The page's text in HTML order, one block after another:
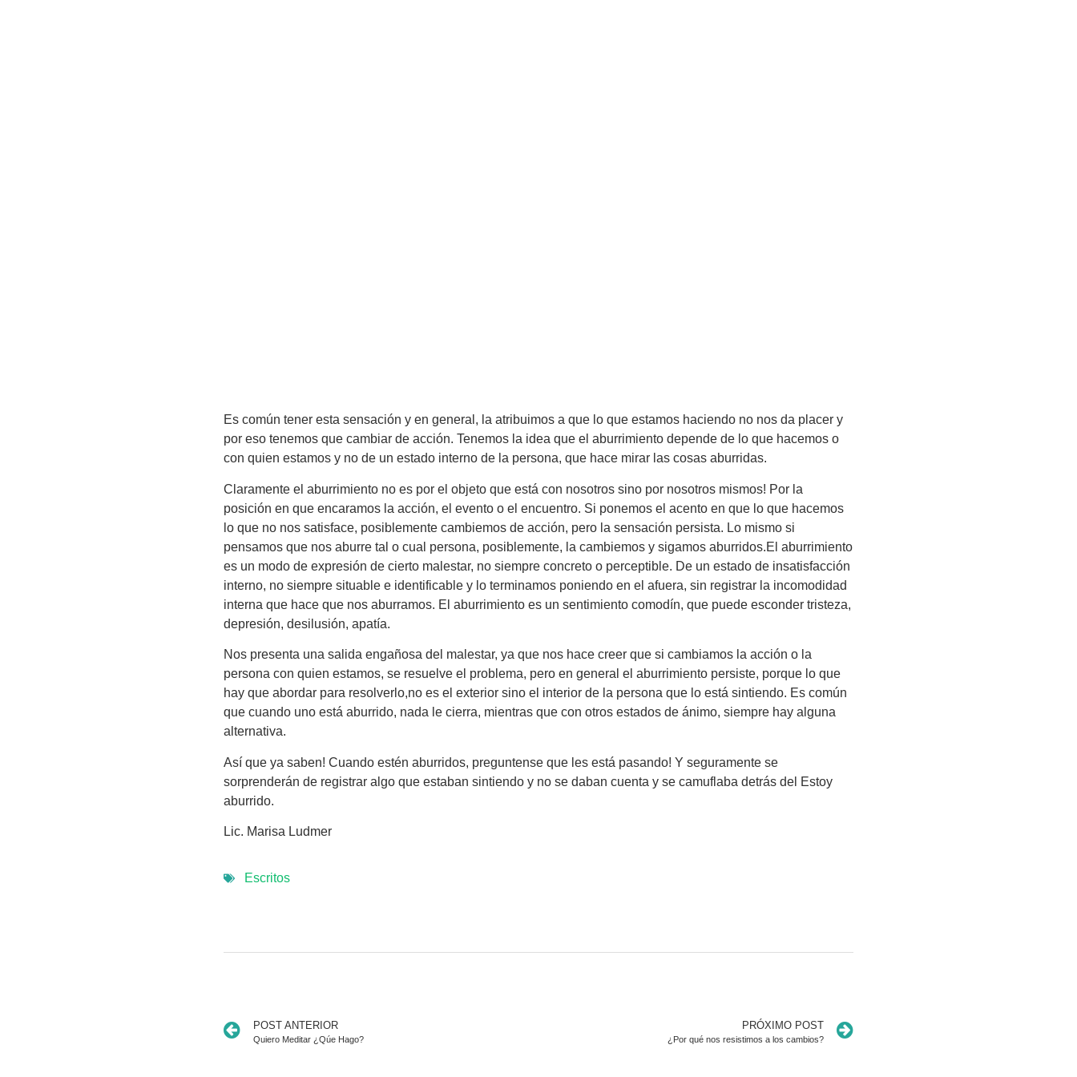
Es común tener esta sensación y en general, la atribuimos a que lo que estamos haciendo no nos da placer y
por eso tenemos que cambiar de acción. Tenemos la idea que el aburrimiento depende de lo que hacemos o
con quien estamos y no de un estado interno de la persona, que hace mirar las cosas aburridas.
Claramente el aburrimiento no es por el objeto que está con nosotros sino por nosotros mismos! Por la
posición en que encaramos la acción, el evento o el encuentro. Si ponemos el acento en que lo que hacemos
lo que no nos satisface, posiblemente cambiemos de acción, pero la sensación persista. Lo mismo si
pensamos que nos aburre tal o cual persona, posiblemente, la cambiemos y sigamos aburridos.El aburrimiento
es un modo de expresión de cierto malestar, no siempre concreto o perceptible. De un estado de insatisfacción
interno, no siempre situable e identificable y lo terminamos poniendo en el afuera, sin registrar la incomodidad
interna que hace que nos aburramos. El aburrimiento es un sentimiento comodín, que puede esconder tristeza,
depresión, desilusión, apatía.
Nos presenta una salida engañosa del malestar, ya que nos hace creer que si cambiamos la acción o la
persona con quien estamos, se resuelve el problema, pero en general el aburrimiento persiste, porque lo que
hay que abordar para resolverlo,no es el exterior sino el interior de la persona que lo está sintiendo. Es común
que cuando uno está aburrido, nada le cierra, mientras que con otros estados de ánimo, siempre hay alguna
alternativa.
Así que ya saben! Cuando estén aburridos, preguntense que les está pasando! Y seguramente se
sorprenderán de registrar algo que estaban sintiendo y no se daban cuenta y se camuflaba detrás del Estoy
aburrido.
Lic. Marisa Ludmer
Escritos
POST ANTERIOR
Quiero Meditar ¿Qúe Hago?
PRÓXIMO POST
¿Por qué nos resistimos a los cambios?